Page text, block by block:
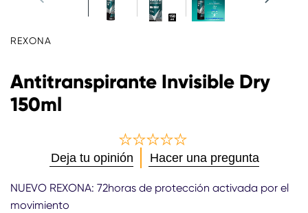
REXONA
Antitranspirante Invisible Dry
150ml
No
se
han
enviado
Deja tu opinión Hacer una pregunta
NUEVO REXONA: 72horas de protección activada por el
movimiento